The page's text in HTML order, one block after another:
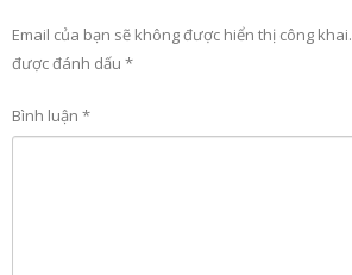
Email của bạn sẽ không được hiển thị công khai.
được đánh dấu *
Bình luận *